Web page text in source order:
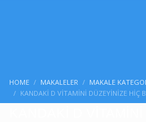
HOME MAKALELER MAKALE
KANDAKİ D VİTAMİNİ DÜZEYİNİZE HİÇ